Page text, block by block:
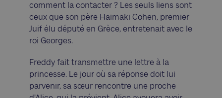
comment la contacter ? Les seuls liens sont
ceux que son père Haïmaki Cohen, premier
Juif élu député en Grèce, entretenait avec le
roi Georges.
Freddy fait transmettre une lettre à la
princesse. Le jour où sa réponse doit lui
parvenir, sa sœur rencontre une proche